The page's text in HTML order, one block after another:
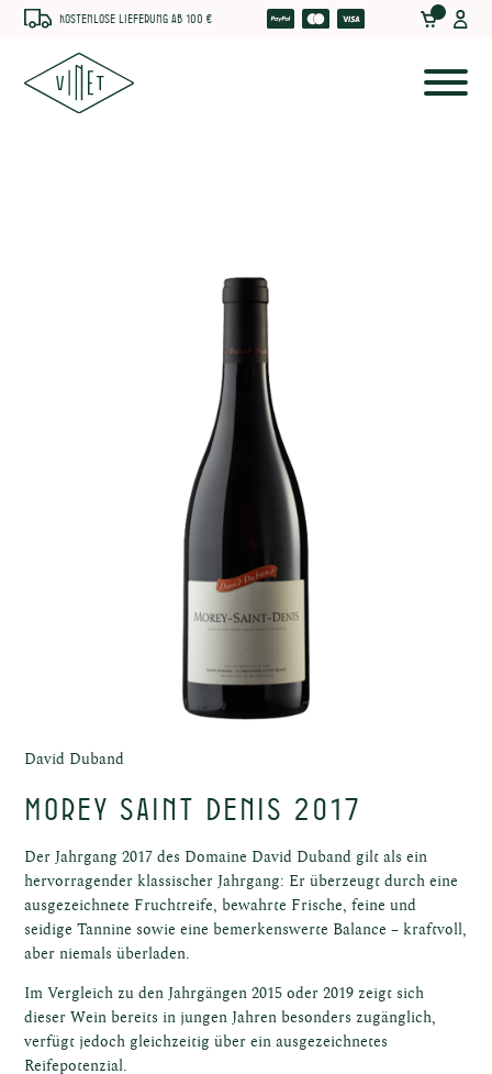
Kostenlose Lieferung ab 100 €
David Duband
Morey Saint Denis 2017
Der Jahrgang 2017 des Domaine David Duband gilt als ein
hervorragender klassischer Jahrgang: Er überzeugt durch eine
ausgezeichnete Fruchtreife, bewahrte Frische, feine und
seidige Tannine sowie eine bemerkenswerte Balance – kraftvoll,
aber niemals überladen.
Im Vergleich zu den Jahrgängen 2015 oder 2019 zeigt sich
dieser Wein bereits in jungen Jahren besonders zugänglich,
verfügt jedoch gleichzeitig über ein ausgezeichnetes
Reifepotenzial.